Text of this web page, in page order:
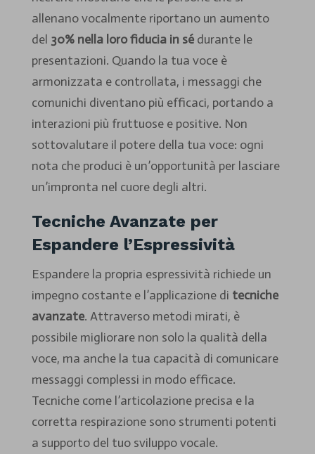
allenano vocalmente riportano un aumento
del 30% nella loro fiducia in sédurante le
presentazioni. Quando la tua voce è
armonizzata e controllata, i messaggi che
comunichi diventano più efficaci, portando a
interazioni più fruttuose e positive. Non
sottovalutare il potere della tua voce: ogni
nota che produci è un’opportunità per lasciare
un’impronta nel cuore degli altri.
Tecniche Avanzate per
Espandere l’Espressività
Espandere la propria espressività richiede un
impegno costante e l’applicazione di tecniche
avanzate. Attraverso metodi mirati, è
possibile migliorare non solo la qualità della
voce, ma anche la tua capacità di comunicare
messaggi complessi in modo efficace.
Tecniche come l’articolazione precisa e la
corretta respirazione sono strumenti potenti
a supporto del tuo sviluppo vocale.